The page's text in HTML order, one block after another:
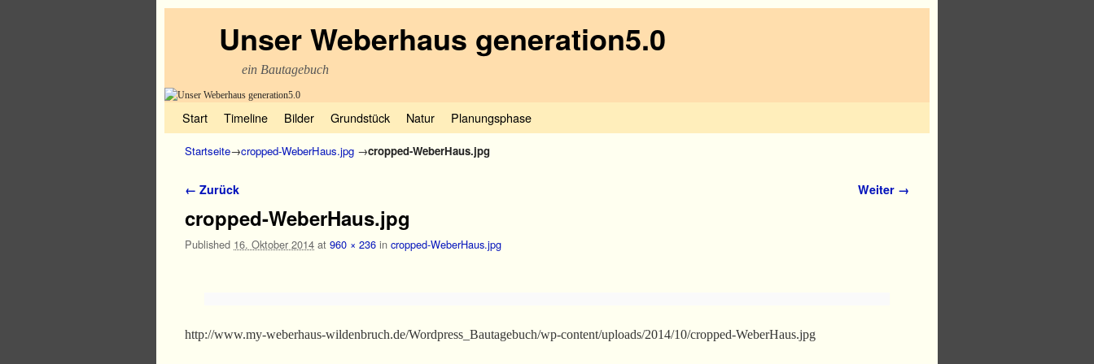
Unser Weberhaus generation5.0
ein Bautagebuch
Start Timeline Bilder Grundstück Natur Planungsphase
Startseite→cropped-WeberHaus.jpg →cropped-WeberHaus.jpg
Bilder-Navigation
← Zurück Weiter →
cropped-WeberHaus.jpg
Published 16. Oktober 2014 at 960 × 236 in cropped-WeberHaus.jpg
http://www.my-weberhaus-wildenbruch.de/Wordpress_Bautagebuch/wp-content/uploads/2014/10/cropped-WeberHaus.jpg